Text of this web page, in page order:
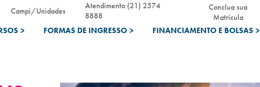
> FORMAS DE INGRESSO > FINANCIAMENTO E BOLSAS >
Campi/Unidades
Atendimento (21) 2574
8888
Conclua sua
Matrícula